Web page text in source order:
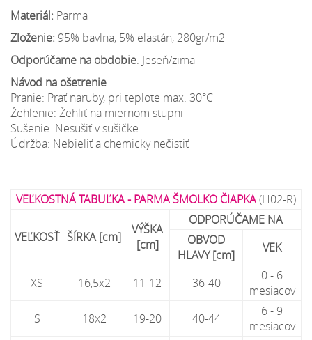
Materiál: Parma
Zloženie: 95% bavlna, 5% elastán, 280gr/m2
Odporúčame na obdobie: Jeseň/zima
Návod na ošetrenie
Pranie: Prať naruby, pri teplote max. 30°C
Žehlenie: Žehliť na miernom stupni
Sušenie: Nesušiť v sušičke
Údržba: Nebieliť a chemicky nečistiť
VEĽKOSTNÁ TABUĽKA - PARMA ŠMOLKO ČIAPKA(H02-R)
VEĽKOSŤ ŠÍRKA [cm]
VÝŠKA
[cm]
ODPORÚČAME NA
OBVOD
HLAVY [cm]
VEK
XS 16,5x2 11-12 36-40
0 - 6
mesiacov
S
18x2 19-20 40-44
6 - 9
mesiacov